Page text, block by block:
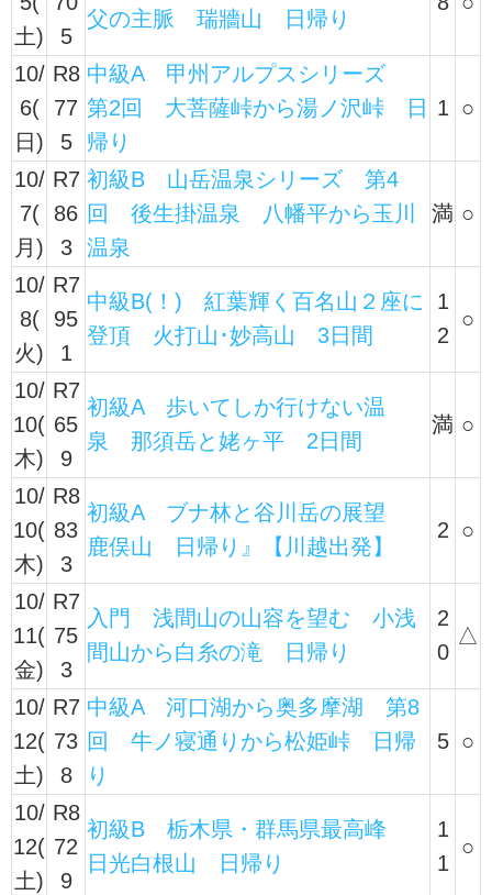
土)
5
父の主脈 瑞牆山 日帰り
10/
6(
日)
R8
77
5
中級A 甲州アルプスシリーズ
第2回 大菩薩峠から湯ノ沢峠 日
帰り
1 ○
10/
7(
月)
R7
86
3
初級B 山岳温泉シリーズ 第4
回 後生掛温泉 八幡平から玉川
温泉
満 ○
10/
8(
火)
R7
95
1
中級B(！) 紅葉輝く百名山２座に
登頂 火打山･妙高山 3日間
1
2
○
10/
10(
木)
R7
65
9
初級A 歩いてしか行けない温
泉 那須岳と姥ヶ平 2日間
満 ○
10/
10(
木)
R8
83
3
初級A ブナ林と谷川岳の展望
鹿俣山 日帰り』【川越出発】
2 ○
10/
11(
金)
R7
75
3
入門 浅間山の山容を望む 小浅
間山から白糸の滝 日帰り
2
0
△
10/
12(
土)
R7
73
8
中級A 河口湖から奥多摩湖 第8
回 牛ノ寝通りから松姫峠 日帰
り
5 ○
10/
12(
土)
R8
72
9
初級B 栃木県・群馬県最高峰
日光白根山 日帰り
1
1
○